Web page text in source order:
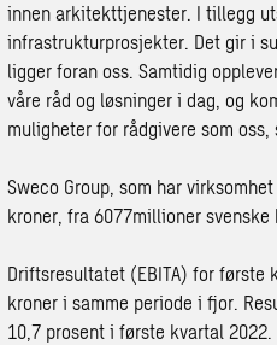
innen arkitekttjenester. I tillegg
infrastrukturprosjekter. Det gir i
ligger foran oss. Samtidig
våre råd og løsninger i dag, og
muligheter for rådgivere som oss,
Sweco Group, som har
kroner, fra 6077millioner
Driftsresultatet (EBITA) for første
kroner i samme periode i fjor.
10,7 prosent i første kvartal 2022.